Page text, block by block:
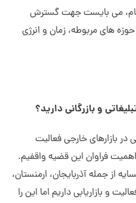
جام، می بایست جهت گسترش
حوزه های مربوطه، زمان و انرژی
و بازرگانی دارید؟
در بازارهای خارجی فعالیت
اهمیت فراوان این قضیه واقفیم.
از جمله آذربایجان، ارمنستان،
و بازاریابی داریم اما این را